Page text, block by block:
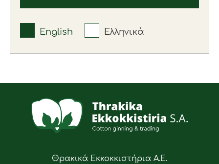
English Ελληνικά
Θρακικά Εκκοκκιστήρια Α.Ε.